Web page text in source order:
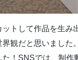
トして作品を生み
観だと思いました
！SNSでは、制作